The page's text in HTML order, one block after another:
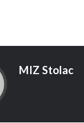
MIZ Stolac